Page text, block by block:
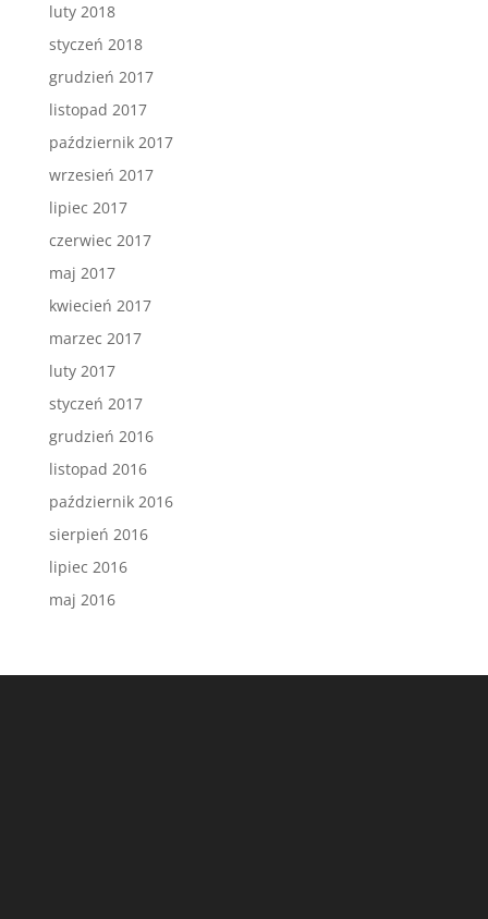
luty 2018
styczeń 2018
grudzień 2017
listopad 2017
październik 2017
wrzesień 2017
lipiec 2017
czerwiec 2017
maj 2017
kwiecień 2017
marzec 2017
luty 2017
styczeń 2017
grudzień 2016
listopad 2016
październik 2016
sierpień 2016
lipiec 2016
maj 2016